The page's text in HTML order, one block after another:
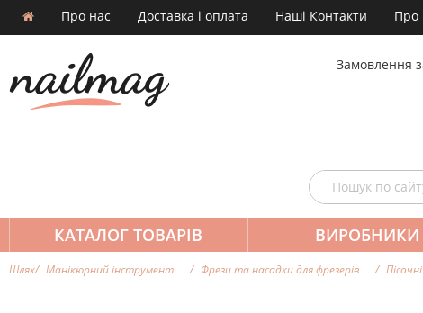
Про нас Доставка і оплата Наші Контакти Про
Замовлення
КАТАЛОГ ТОВАРІВ ВИРОБНИКИ
Шлях Манікюрний інструмент Фрези та насадки для фрезерiв